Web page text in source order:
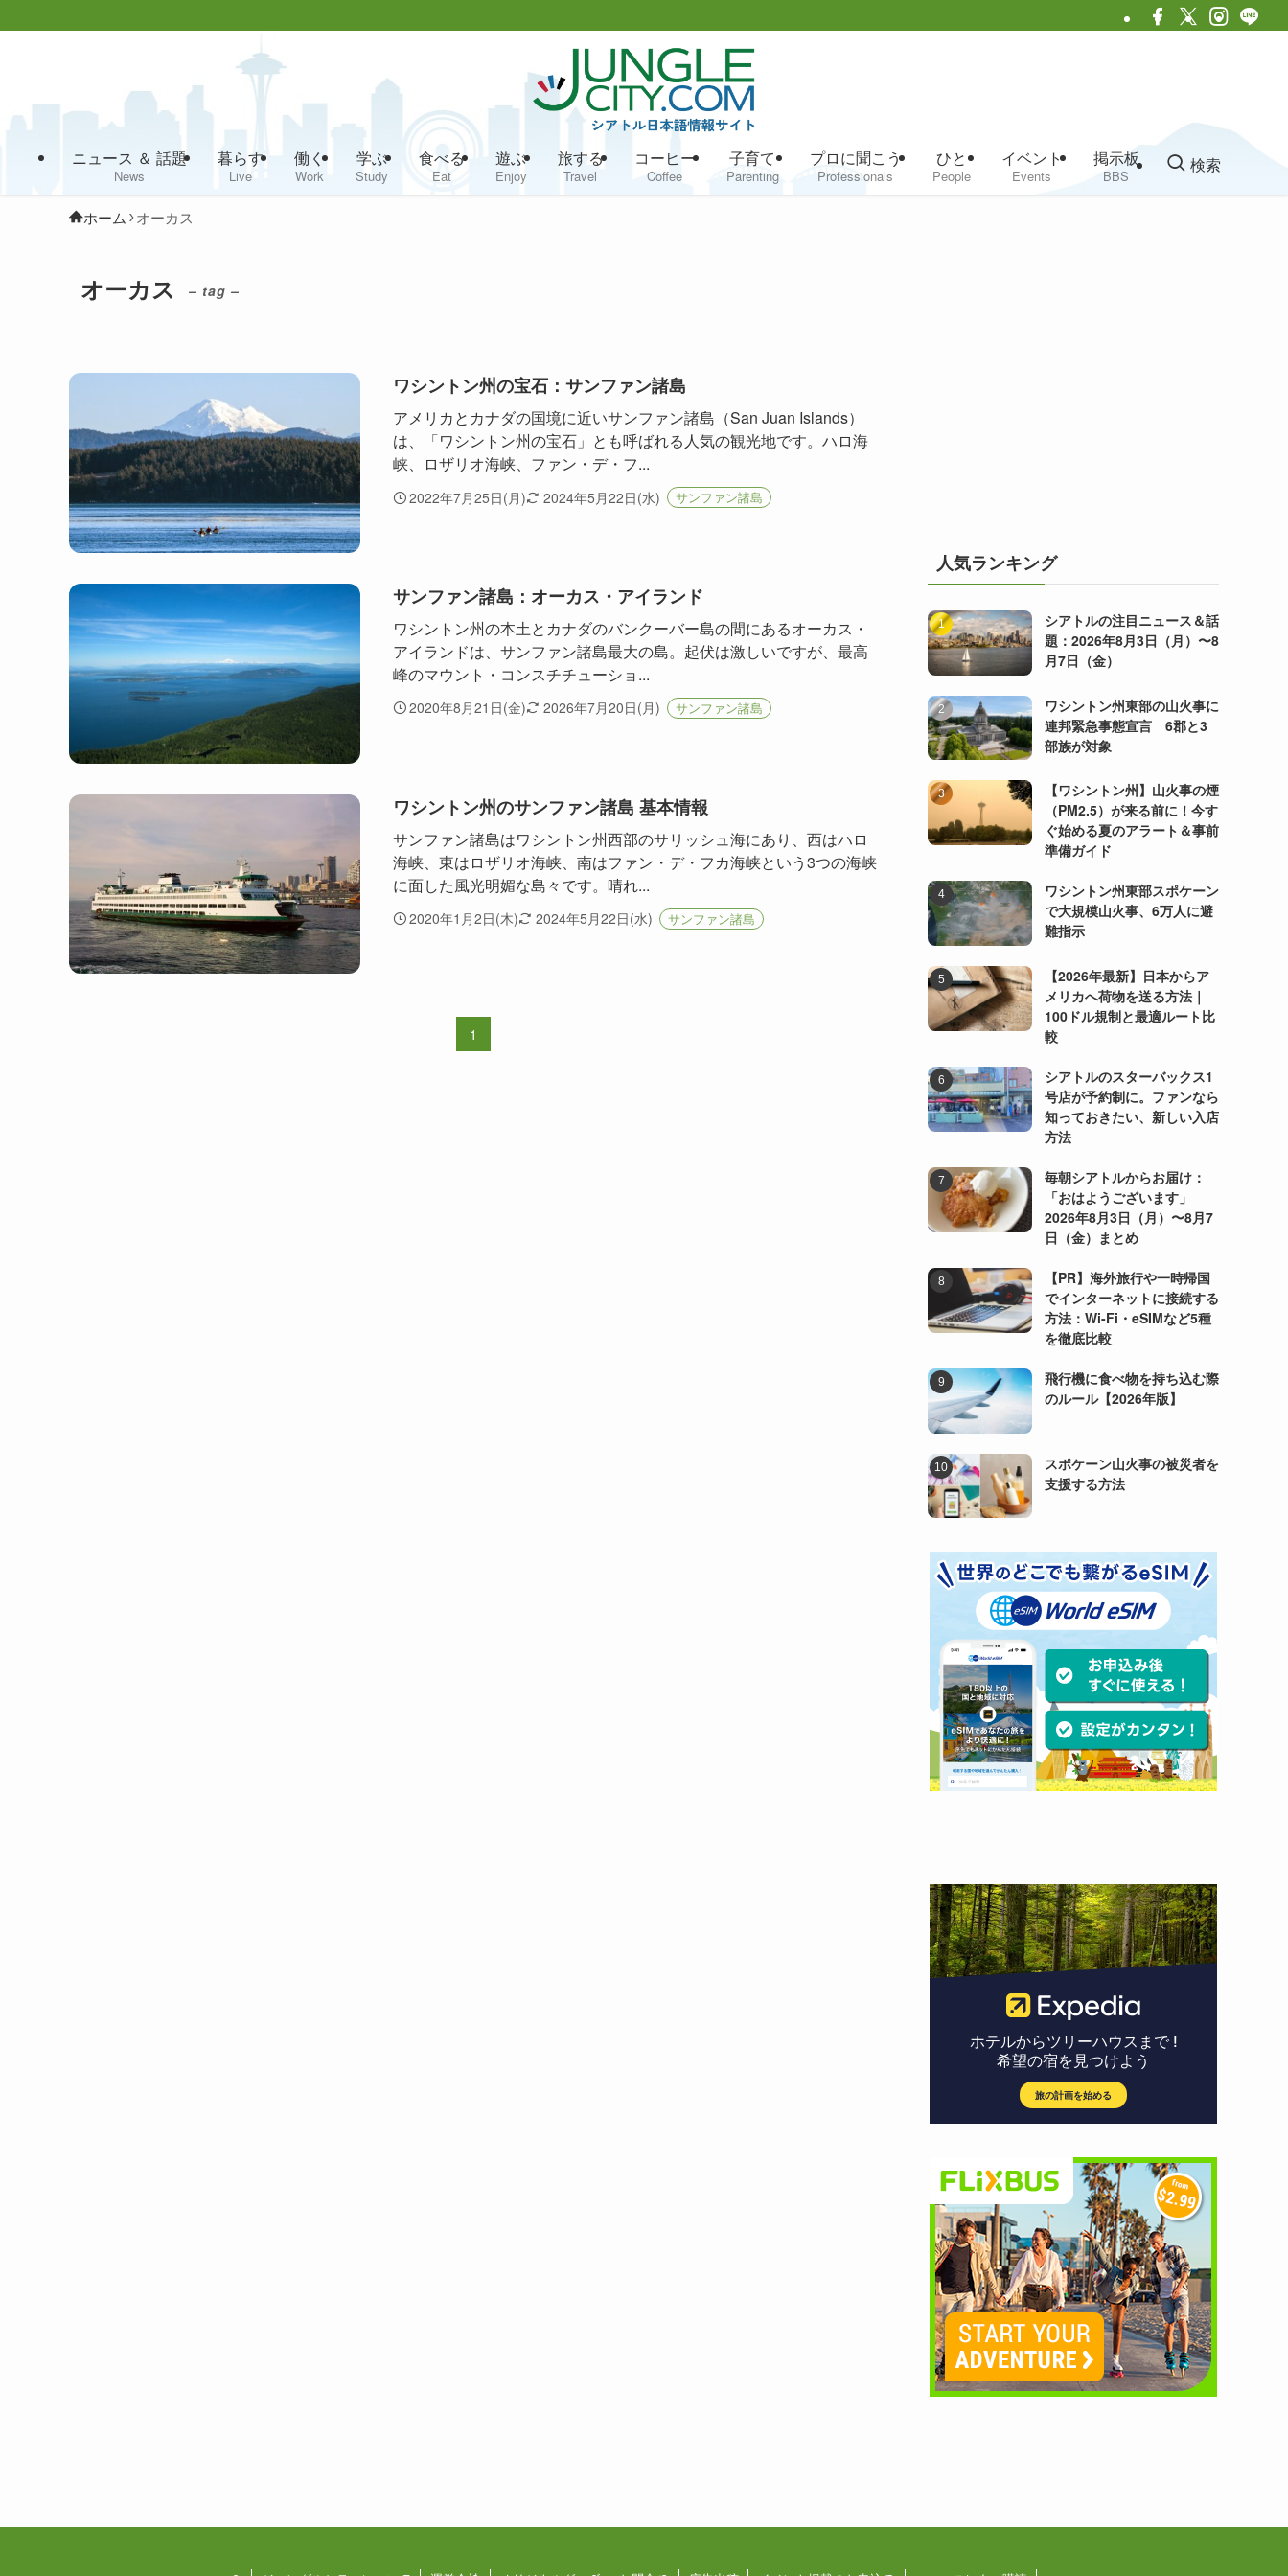
ニュース ＆ 話題
News
暮らす
Live
働く
Work
学ぶ
Study
食べる
Eat
遊ぶ
Enjoy
旅する
Travel
コーヒー
Coffee
子育て
Parenting
プロに聞こう
Professionals
ひと
People
イベント
Events
掲示板
BBS
検索
ホーム オーカス
オーカス – tag –
ワシントン州の宝石：サンファン諸島
アメリカとカナダの国境に近いサンファン諸島（San Juan Islands）
は、「ワシントン州の宝石」とも呼ばれる人気の観光地です。ハロ海
峡、ロザリオ海峡、ファン・デ・フ...
2022年7月25日(月) 2024年5月22日(水) サンファン諸島
サンファン諸島：オーカス・アイランド
ワシントン州の本土とカナダのバンクーバー島の間にあるオーカス・
アイランドは、サンファン諸島最大の島。起伏は激しいですが、最高
峰のマウント・コンスチチューショ...
2020年8月21日(金) 2026年7月20日(月) サンファン諸島
ワシントン州のサンファン諸島 基本情報
サンファン諸島はワシントン州西部のサリッシュ海にあり、西はハロ
海峡、東はロザリオ海峡、南はファン・デ・フカ海峡という3つの海峡
に面した風光明媚な島々です。晴れ...
2020年1月2日(木) 2024年5月22日(水) サンファン諸島
1
人気ランキング
シアトルの注目ニュース＆話
題：2026年8月3日（月）〜8
月7日（金）
ワシントン州東部の山火事に
連邦緊急事態宣言 6郡と3
部族が対象
【ワシントン州】山火事の煙
（PM2.5）が来る前に！今す
ぐ始める夏のアラート＆事前
準備ガイド
ワシントン州東部スポケーン
で大規模山火事、6万人に避
難指示
【2026年最新】日本からア
メリカへ荷物を送る方法｜
100ドル規制と最適ルート比
較
シアトルのスターバックス1
号店が予約制に。ファンなら
知っておきたい、新しい入店
方法
毎朝シアトルからお届け：
「おはようございます」
2026年8月3日（月）〜8月7
日（金）まとめ
【PR】海外旅行や一時帰国
でインターネットに接続する
方法：Wi-Fi・eSIMなど5種
を徹底比較
飛行機に食べ物を持ち込む際
のルール【2026年版】
スポケーン山火事の被災者を
支援する方法